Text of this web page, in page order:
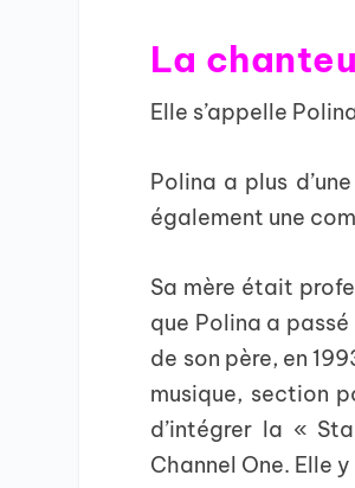
La
Elle s’appelle
Polina a plus
également une
Sa mère était
que Polina a
de son père, en
musique, section
d’intégrer la «
Channel One. Elle